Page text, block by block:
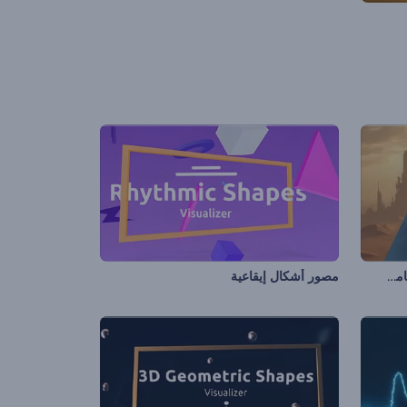
تجسيد بصري للأصوات بصدى صوت غامض مصور أشكال إيقاعية